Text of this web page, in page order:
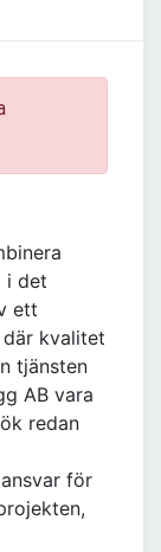
i det
ett
kvalitet
tjänsten
AB vara
redan
för